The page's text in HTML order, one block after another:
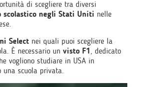
di scegliere tra diversi
scolastico negli Stati Uniti nelle
Select nei quali puoi scegliere la
È necessario un visto F1, dedicato
vogliono studiare in USA in
una scuola privata.